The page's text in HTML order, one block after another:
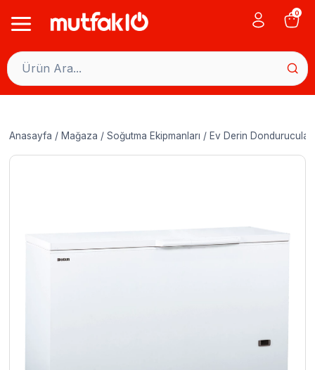
0
Anasayfa / Mağaza / Soğutma Ekipmanları / Ev Derin Dondurucular